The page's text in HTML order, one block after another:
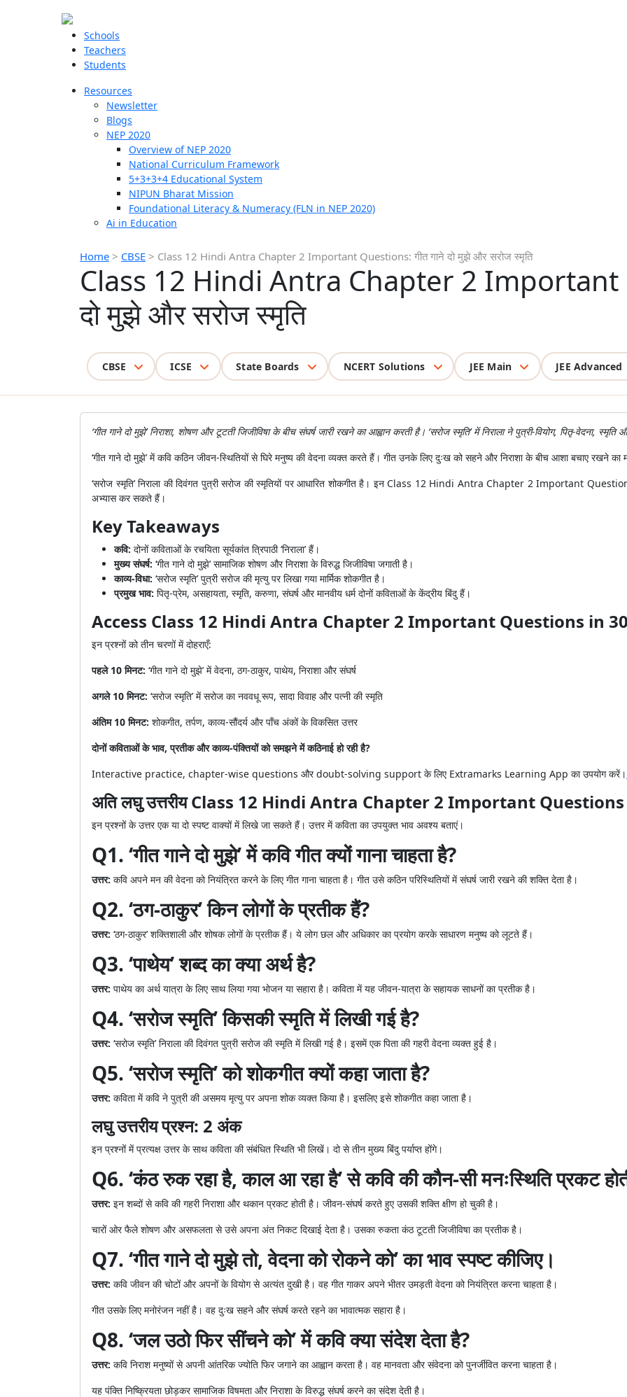
Schools
Teachers
Students
Resources
Newsletter
Blogs
NEP 2020
Overview of NEP 2020
National Curriculum Framework
5+3+3+4 Educational System
NIPUN Bharat Mission
Foundational Literacy & Numeracy (FLN in NEP 2020)
Ai in Education
Home > CBSE > Class 12 Hindi Antra Chapter 2 Important Questions: गीत गाने दो मुझे और सरोज स्मृति
Class 12 Hindi Antra Chapter 2 Important
दो मुझे और सरोज स्मृति
CBSE ICSE State Boards NCERT Solutions JEE Main JEE Advanced
‘गीत गाने दो मुझे’ निराशा, शोषण और टूटती जिजीविषा के बीच संघर्ष जारी रखने का आह्वान करती है। ‘सरोज स्मृति’ में निराला ने पुत्री-वियोग, पितृ-वेदना, स्मृति
‘गीत गाने दो मुझे’ में कवि कठिन जीवन-स्थितियों से घिरे मनुष्य की वेदना व्यक्त करते हैं। गीत उनके लिए दुःख को सहने और निराशा के बीच आशा बचाए रखने का
‘सरोज स्मृति’ निराला की दिवंगत पुत्री सरोज की स्मृतियों पर आधारित शोकगीत है। इन Class 12 Hindi Antra Chapter 2 Important Questions
अभ्यास कर सकते हैं।
Key Takeaways
कवि: दोनों कविताओं के रचयिता सूर्यकांत त्रिपाठी ‘निराला’ हैं।
मुख्य संघर्ष: ‘गीत गाने दो मुझे’ सामाजिक शोषण और निराशा के विरुद्ध जिजीविषा जगाती है।
काव्य-विधा: ‘सरोज स्मृति’ पुत्री सरोज की मृत्यु पर लिखा गया मार्मिक शोकगीत है।
प्रमुख भाव: पितृ-प्रेम, असहायता, स्मृति, करुणा, संघर्ष और मानवीय धर्म दोनों कविताओं के केंद्रीय बिंदु हैं।
Access Class 12 Hindi Antra Chapter 2 Important Questions in
इन प्रश्नों को तीन चरणों में दोहराएँ:
पहले 10 मिनट: ‘गीत गाने दो मुझे’ में वेदना, ठग-ठाकुर, पाथेय, निराशा और संघर्ष
अगले 10 मिनट: ‘सरोज स्मृति’ में सरोज का नववधू रूप, सादा विवाह और पत्नी की स्मृति
अंतिम 10 मिनट: शोकगीत, तर्पण, काव्य-सौंदर्य और पाँच अंकों के विकसित उत्तर
दोनों कविताओं के भाव, प्रतीक और काव्य-पंक्तियों को समझने में कठिनाई हो रही है?
Interactive practice, chapter-wise questions और doubt-solving support के लिए Extramarks Learning App का उपयोग करें।
अति लघु उत्तरीय Class 12 Hindi Antra Chapter 2 Important Questions
इन प्रश्नों के उत्तर एक या दो स्पष्ट वाक्यों में लिखे जा सकते हैं। उत्तर में कविता का उपयुक्त भाव अवश्य बताएं।
Q1. ‘गीत गाने दो मुझे’ में कवि गीत क्यों गाना चाहता है?
उत्तर: कवि अपने मन की वेदना को नियंत्रित करने के लिए गीत गाना चाहता है। गीत उसे कठिन परिस्थितियों में संघर्ष जारी रखने की शक्ति देता है।
Q2. ‘ठग-ठाकुर’ किन लोगों के प्रतीक हैं?
उत्तर: ‘ठग-ठाकुर’ शक्तिशाली और शोषक लोगों के प्रतीक हैं। ये लोग छल और अधिकार का प्रयोग करके साधारण मनुष्य को लूटते हैं।
Q3. ‘पाथेय’ शब्द का क्या अर्थ है?
उत्तर: पाथेय का अर्थ यात्रा के लिए साथ लिया गया भोजन या सहारा है। कविता में यह जीवन-यात्रा के सहायक साधनों का प्रतीक है।
Q4. ‘सरोज स्मृति’ किसकी स्मृति में लिखी गई है?
उत्तर: ‘सरोज स्मृति’ निराला की दिवंगत पुत्री सरोज की स्मृति में लिखी गई है। इसमें एक पिता की गहरी वेदना व्यक्त हुई है।
Q5. ‘सरोज स्मृति’ को शोकगीत क्यों कहा जाता है?
उत्तर: कविता में कवि ने पुत्री की असमय मृत्यु पर अपना शोक व्यक्त किया है। इसलिए इसे शोकगीत कहा जाता है।
लघु उत्तरीय प्रश्न: 2 अंक
इन प्रश्नों में प्रत्यक्ष उत्तर के साथ कविता की संबंधित स्थिति भी लिखें। दो से तीन मुख्य बिंदु पर्याप्त होंगे।
Q6. ‘कंठ रुक रहा है, काल आ रहा है’ से कवि की कौन-सी मनःस्थिति प्रकट
उत्तर: इन शब्दों से कवि की गहरी निराशा और थकान प्रकट होती है। जीवन-संघर्ष करते हुए उसकी शक्ति क्षीण हो चुकी है।
चारों ओर फैले शोषण और असफलता से उसे अपना अंत निकट दिखाई देता है। उसका रुकता कंठ टूटती जिजीविषा का प्रतीक है।
Q7. ‘गीत गाने दो मुझे तो, वेदना को रोकने को’ का भाव स्पष्ट कीजिए।
उत्तर: कवि जीवन की चोटों और अपनों के वियोग से अत्यंत दुखी है। वह गीत गाकर अपने भीतर उमड़ती वेदना को नियंत्रित करना चाहता है।
गीत उसके लिए मनोरंजन नहीं है। वह दुःख सहने और संघर्ष करते रहने का भावात्मक सहारा है।
Q8. ‘जल उठो फिर सींचने को’ में कवि क्या संदेश देता है?
उत्तर: कवि निराश मनुष्यों से अपनी आंतरिक ज्योति फिर जगाने का आह्वान करता है। वह मानवता और संवेदना को पुनर्जीवित करना चाहता है।
यह पंक्ति निष्क्रियता छोड़कर सामाजिक विषमता और निराशा के विरुद्ध संघर्ष करने का संदेश देती है।